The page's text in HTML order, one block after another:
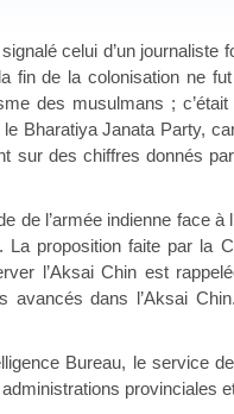
celui d’un journaliste
fin de la colonisation ne
des musulmans ;
Bharatiya Janata Party,
sur des chiffres donnés
indienne face à
La proposition faite par la
l’Aksai Chin est
dans l’Aksai
Bureau, le service de
provinciales